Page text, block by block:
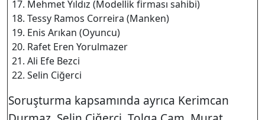
Mehmet Yıldız (Modellik firması sahibi)
Tessy Ramos Correira (Manken)
Enis Arıkan (Oyuncu)
Rafet Eren Yorulmazer
Ali Efe Bezci
Selin Ciğerci
Soruşturma kapsamında ayrıca Kerimcan